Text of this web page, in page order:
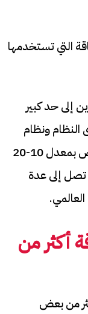
التي تستخدمها
إلى حد كبير
ونظام
الدفع الذي يستخدمه أكثر من مليار شخص بمعدل 10-20
تصل إلى عدة
أكثر من
من بعض